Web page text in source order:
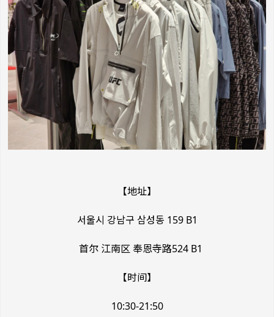
【地址】
서울시 강남구 삼성동 159 B1
首尔 江南区 奉恩寺路524 B1
【时间】
10:30-21:50